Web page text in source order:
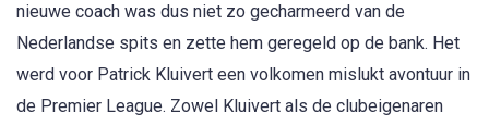
nieuwe coach was dus niet zo gecharmeerd van de
Nederlandse spits en zette hem geregeld op de bank. Het
werd voor Patrick Kluivert een volkomen mislukt avontuur in
de Premier League. Zowel Kluivert als de clubeigenaren